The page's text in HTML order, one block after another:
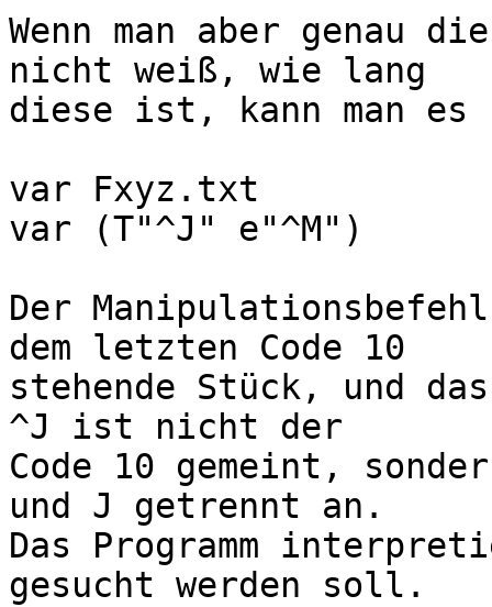
Wenn man aber
nicht weiß, wie lang
diese ist, kann man es
var Fxyz.txt
var (T"^J" e"^M")
Der
dem letzten Code 10
stehende Stück, und
^J ist nicht der
Code 10 gemeint,
und J getrennt an.
Das Programm
gesucht werden soll.